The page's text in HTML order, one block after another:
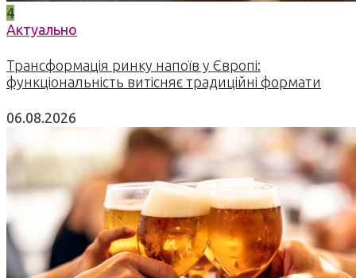
4
Актуально
Трансформація ринку напоїв у Європі:
функціональність витісняє традиційні формати
06.08.2026